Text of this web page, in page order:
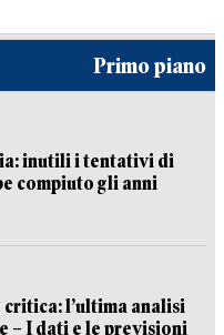
Primo piano
inutili i tentativi di
compiuto gli anni
l’ultima analisi
– I dati e le previsioni